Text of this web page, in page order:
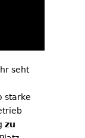
seht
starke
zu